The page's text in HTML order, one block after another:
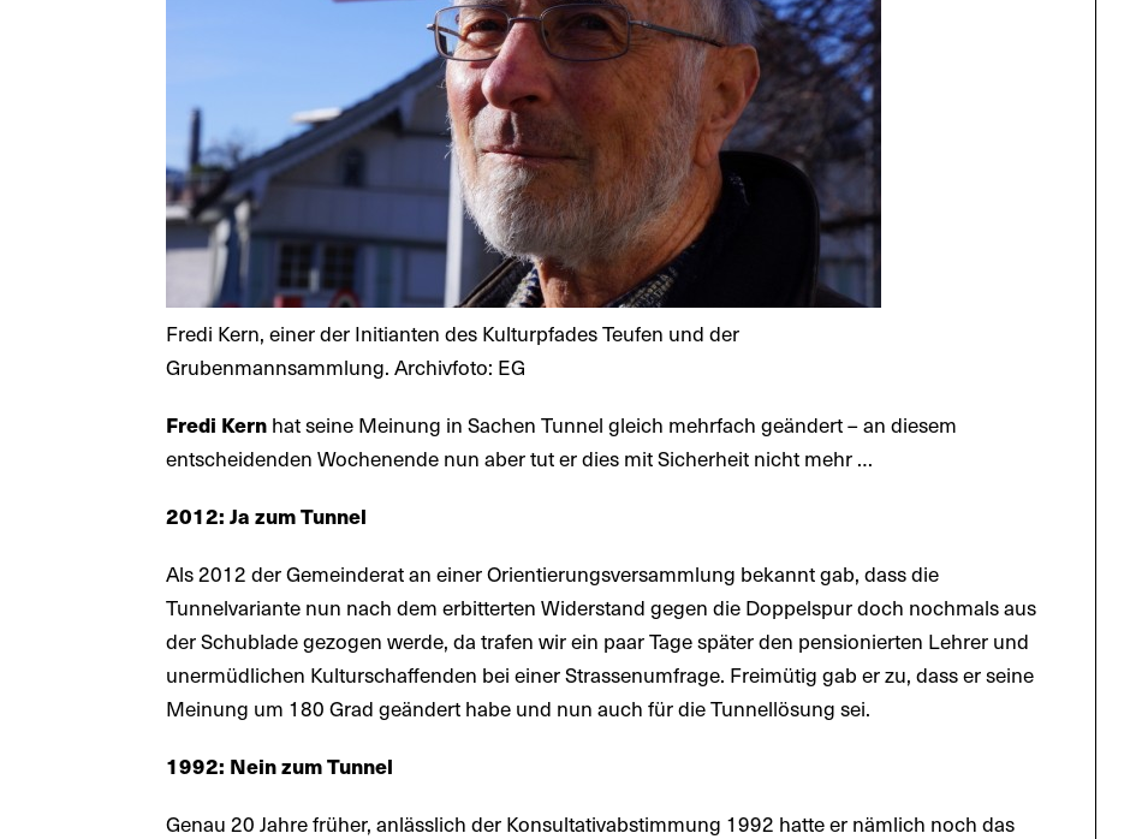
Fredi Kern, einer der Initianten des Kulturpfades Teufen und der
Grubenmannsammlung. Archivfoto: EG
Fredi Kern hat seine Meinung in Sachen Tunnel gleich mehrfach geändert – an diesem
entscheidenden Wochenende nun aber tut er dies mit Sicherheit nicht mehr …
2012: Ja zum Tunnel
Als 2012 der Gemeinderat an einer Orientierungsversammlung bekannt gab, dass die
Tunnelvariante nun nach dem erbitterten Widerstand gegen die Doppelspur doch nochmals aus
der Schublade gezogen werde, da trafen wir ein paar Tage später den pensionierten Lehrer und
unermüdlichen Kulturschaffenden bei einer Strassenumfrage. Freimütig gab er zu, dass er seine
Meinung um 180 Grad geändert habe und nun auch für die Tunnellösung sei.
1992: Nein zum Tunnel
Genau 20 Jahre früher, anlässlich der Konsultativabstimmung 1992 hatte er nämlich noch das